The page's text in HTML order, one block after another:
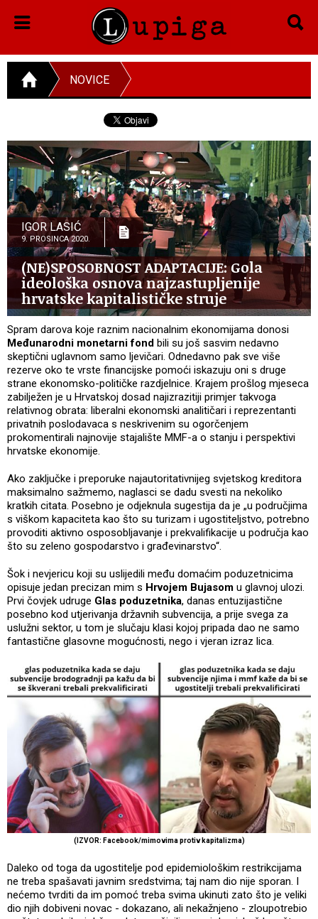
NOVICE
IGOR LASIĆ
9. PROSINCA 2020.
(NE)SPOSOBNOST ADAPTACIJE: Gola
ideološka osnova najzastupljenije
hrvatske kapitalističke struje
Spram darova koje raznim nacionalnim ekonomijama donosi
Međunarodni monetarni fond bili su još sasvim nedavno
skeptični uglavnom samo ljevičari. Odnedavno pak sve više
rezerve oko te vrste financijske pomoći iskazuju oni s druge
strane ekonomsko-političke razdjelnice. Krajem prošlog mjeseca
zabilježen je u Hrvatskoj dosad najizrazitiji primjer takvoga
relativnog obrata: liberalni ekonomski analitičari i reprezentanti
privatnih poslodavaca s neskrivenim su ogorčenjem
prokomentirali najnovije stajalište MMF-a o stanju i perspektivi
hrvatske ekonomije.
Ako zaključke i preporuke najautoritativnijeg svjetskog kreditora
maksimalno sažmemo, naglasci se dadu svesti na nekoliko
kratkih citata. Posebno je odjeknula sugestija da je „u područjima
s viškom kapaciteta kao što su turizam i ugostiteljstvo, potrebno
provoditi aktivno osposobljavanje i prekvalifikacije u područja kao
što su zeleno gospodarstvo i građevinarstvo“.
Šok i nevjericu koji su uslijedili među domaćim poduzetnicima
opisuje jedan precizan mim s Hrvojem Bujasom u glavnoj ulozi.
Prvi čovjek udruge Glas poduzetnika, danas entuzijastične
posebno kod utjerivanja državnih subvencija, a prije svega za
uslužni sektor, u tom je slučaju klasi kojoj pripada dao ne samo
fantastične glasovne mogućnosti, nego i vjeran izraz lica.
(IZVOR: Facebook/mimovima protiv kapitalizma)
Daleko od toga da ugostitelje pod epidemiološkim restrikcijama
ne treba spašavati javnim sredstvima; taj nam dio nije sporan. I
nećemo tvrditi da im pomoć treba svima ukinuti zato što je veliki
dio njih dobiveni novac - dokazano, ali nekažnjeno - zloupotrebio